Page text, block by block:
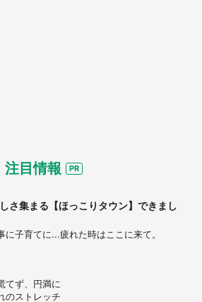
注目情報
さ集まる【ほっこりタウン】できまし
に子育てに...疲れた時はここに来て。
てず、円満に
のストレッチ